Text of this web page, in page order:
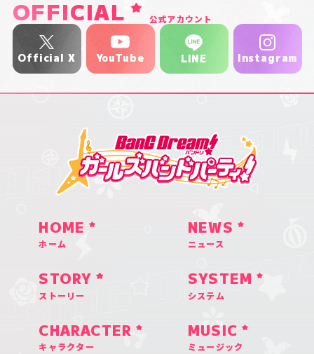
OFFICIAL 公式アカウント
Official X YouTube LINE Instagram
HOME
ホーム
NEWS
ニュース
STORY
ストーリー
SYSTEM
システム
CHARACTER
キャラクター
MUSIC
ミュージック